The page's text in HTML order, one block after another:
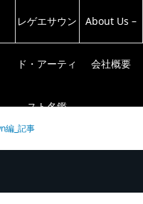
レゲエサウン
ド・アーティ
スト名鑑
About Us –
会社概要
編_記事